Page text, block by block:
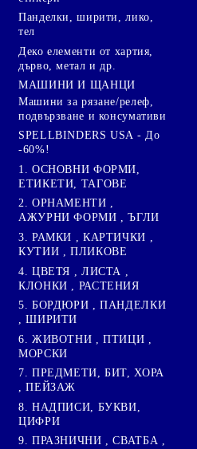
Панделки, ширити, лико,
тел
Деко елементи от хартия,
дърво, метал и др.
МАШИНИ И ЩАНЦИ
Машини за рязане/релеф,
подвързване и консумативи
SPELLBINDERS USA - До
-60%!
1. ОСНОВНИ ФОРМИ,
ЕТИКЕТИ, ТАГОВЕ
2. ОРНАМЕНТИ ,
АЖУРНИ ФОРМИ , ЪГЛИ
3. РАМКИ , КАРТИЧКИ ,
КУТИИ , ПЛИКОВЕ
4. ЦВЕТЯ , ЛИСТА ,
КЛОНКИ , РАСТЕНИЯ
5. БОРДЮРИ , ПАНДЕЛКИ
, ШИРИТИ
6. ЖИВОТНИ , ПТИЦИ ,
МОРСКИ
7. ПРЕДМЕТИ, БИТ, ХОРА
, ПЕЙЗАЖ
8. НАДПИСИ, БУКВИ,
ЦИФРИ
9. ПРАЗНИЧНИ , СВАТБА ,